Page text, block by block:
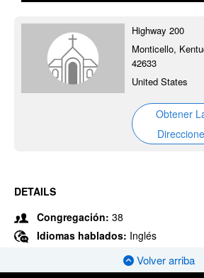
Highway 200
Monticello,
42633
United States
Obtener
DETAILS
Congregación: 38
Idiomas hablados: Inglés
Volver arriba